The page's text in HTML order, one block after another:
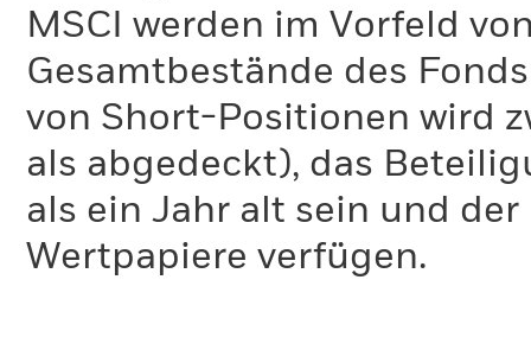
MSCI werden im Vorfeld
Gesamtbestände des
von Short-Positionen wird
als abgedeckt), das
als ein Jahr alt sein und
Wertpapiere verfügen.